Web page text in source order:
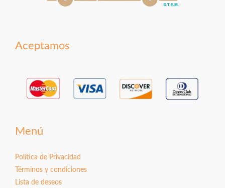
Aceptamos
Menú
Política de Privacidad
Términos y condiciones
Lista de deseos